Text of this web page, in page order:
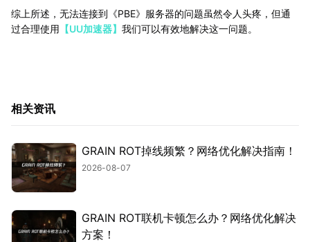
综上所述，无法连接到《PBE》服务器的问题虽然令人头疼，但通
过合理使用 【UU加速器】 我们可以有效地解决这一问题。
相关资讯
GRAIN ROT掉线频繁？网络优化解决指南！
2026-08-07
GRAIN ROT联机卡顿怎么办？网络优化解决
方案！